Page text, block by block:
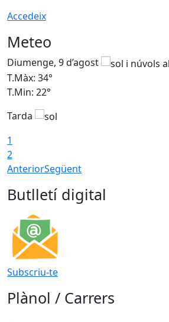
Accedeix
Meteo
Diumenge, 9 d’agost
T.Màx: 34°
T.Min: 22°
Tarda
1
2
AnteriorSegüent
Butlletí digital
Subscriu-te
Plànol / Carrers